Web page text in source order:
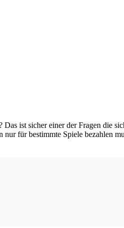
ist sicher einer der Fragen die
für bestimmte Spiele bezahlen